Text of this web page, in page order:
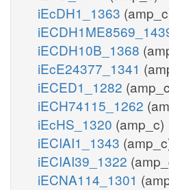
iEcDH1_1363
iECDH10B_1368
iEcE24377_1341
iECED1_1282
iECH74115_1262
iEcHS_1320 (amp_c)
iECIAI1_1343
iECIAI39_1322
iECNA114_1301